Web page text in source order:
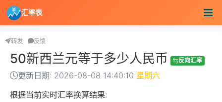
汇率表
转发 反馈
50新西兰元等于多少人民币 反向汇率
更新日期: 2026-08-08 14:40:10 星期六
根据当前实时汇率换算结果: